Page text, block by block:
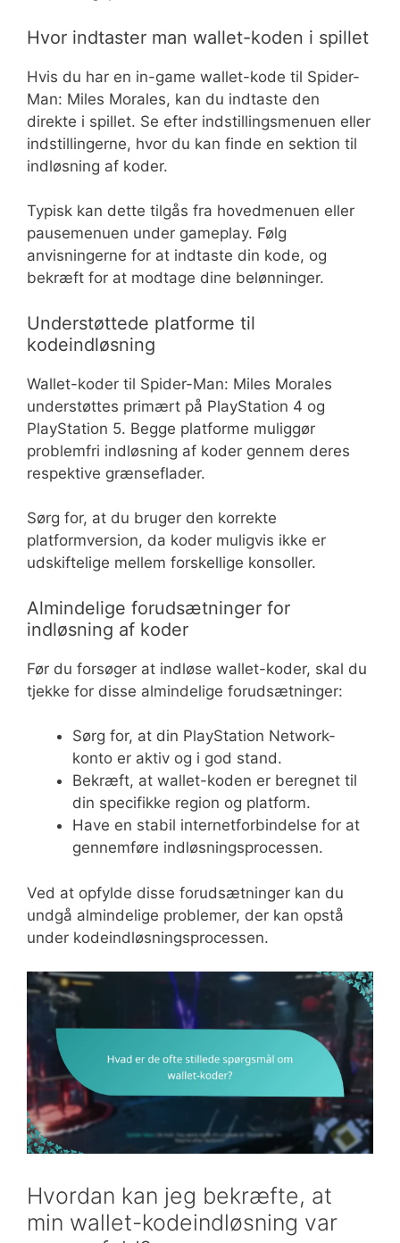
Hvor indtaster man wallet-koden i spillet
Hvis du har en in-game wallet-kode til Spider-
Man: Miles Morales, kan du indtaste den
direkte i spillet. Se efter indstillingsmenuen eller
indstillingerne, hvor du kan finde en sektion til
indløsning af koder.
Typisk kan dette tilgås fra hovedmenuen eller
pausemenuen under gameplay. Følg
anvisningerne for at indtaste din kode, og
bekræft for at modtage dine belønninger.
Understøttede platforme til
kodeindløsning
Wallet-koder til Spider-Man: Miles Morales
understøttes primært på PlayStation 4 og
PlayStation 5. Begge platforme muliggør
problemfri indløsning af koder gennem deres
respektive grænseflader.
Sørg for, at du bruger den korrekte
platformversion, da koder muligvis ikke er
udskiftelige mellem forskellige konsoller.
Almindelige forudsætninger for
indløsning af koder
Før du forsøger at indløse wallet-koder, skal du
tjekke for disse almindelige forudsætninger:
Sørg for, at din PlayStation Network-
konto er aktiv og i god stand.
Bekræft, at wallet-koden er beregnet til
din specifikke region og platform.
Have en stabil internetforbindelse for at
gennemføre indløsningsprocessen.
Ved at opfylde disse forudsætninger kan du
undgå almindelige problemer, der kan opstå
under kodeindløsningsprocessen.
Hvordan kan jeg bekræfte, at
min wallet-kodeindløsning var